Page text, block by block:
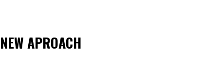
NEW APROACH